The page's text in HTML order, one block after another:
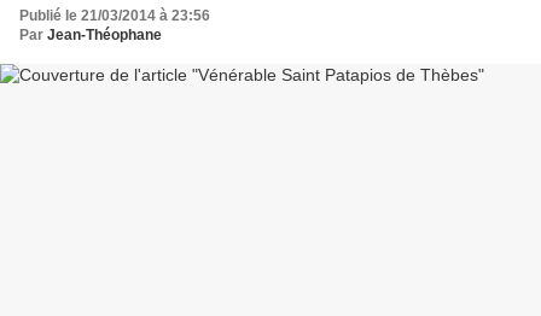
Publié le 21/03/2014 à 23:56
Par Jean-Théophane